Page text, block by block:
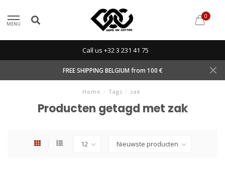
MENU
0
Call us +32 3 231 41 75
FREE SHIPPING BELGIUM from 100 €
Home / Tags / zak
Producten getagd met zak